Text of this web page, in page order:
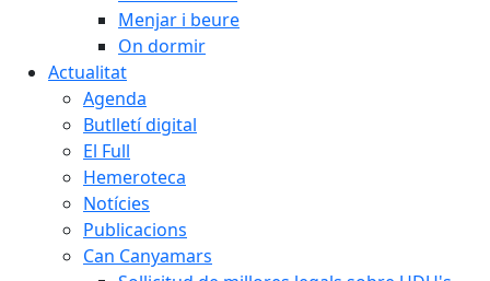
Menjar i beure
On dormir
Actualitat
Agenda
Butlletí digital
El Full
Hemeroteca
Notícies
Publicacions
Can Canyamars